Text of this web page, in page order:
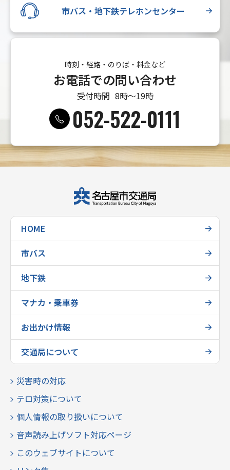
市バス・地下鉄テレホンセンター
時刻・経路・のりば・料金など
お電話での問い合わせ
受付時間 8時〜19時
052-522-0111
HOME
市バス
地下鉄
マナカ・乗車券
お出かけ情報
交通局について
災害時の対応
テロ対策について
個人情報の取り扱いについて
音声読み上げソフト対応ページ
このウェブサイトについて